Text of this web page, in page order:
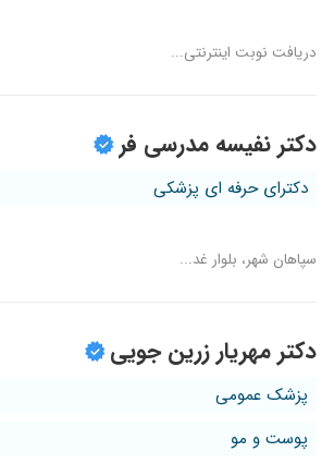
دریافت نوبت اینترنتی...
دکتر نفیسه مدرسی فر
دکترای حرفه ای پزشکی
سپاهان شهر، بلوار غد...
دکتر مهریار زرین جویی
پزشک عمومی
پوست و مو